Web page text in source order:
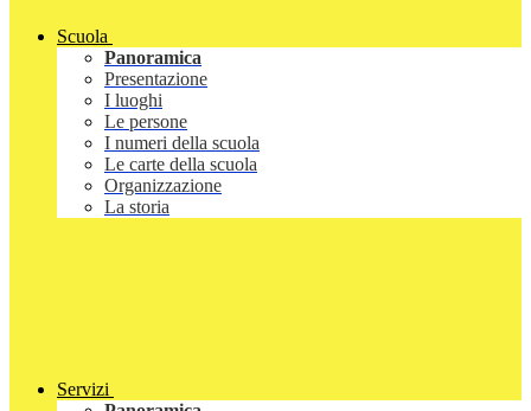
Scuola
Panoramica
Presentazione
I luoghi
Le persone
I numeri della scuola
Le carte della scuola
Organizzazione
La storia
Servizi